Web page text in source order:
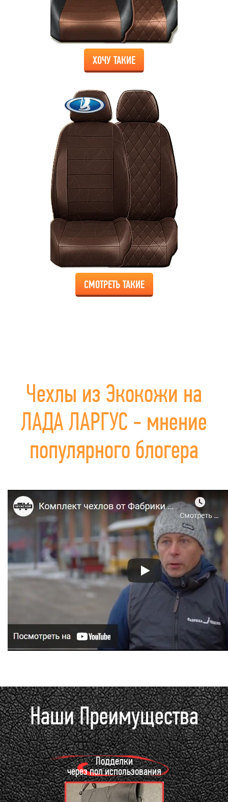
ХОЧУ ТАКИЕ
СМОТРЕТЬ ТАКИЕ
Чехлы из Экокожи на
ЛАДА ЛАРГУС - мнение
популярного блогера
Наши Преимущества
Подделки
через пол использования